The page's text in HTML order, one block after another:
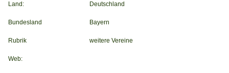
Land: Deutschland
Bundesland Bayern
Rubrik weitere Vereine
Web: